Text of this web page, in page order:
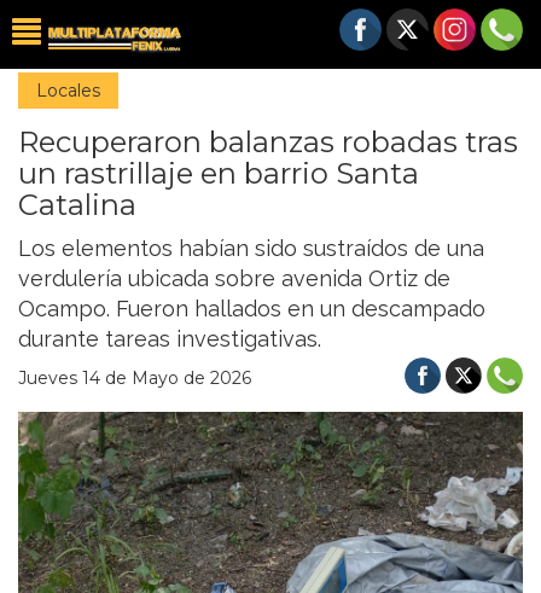
Locales
Recuperaron balanzas robadas tras
un rastrillaje en barrio Santa
Catalina
Los elementos habían sido sustraídos de una
verdulería ubicada sobre avenida Ortiz de
Ocampo. Fueron hallados en un descampado
durante tareas investigativas.
Jueves 14 de Mayo de 2026